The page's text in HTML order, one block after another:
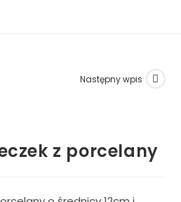
Następny wpis
z porcelany